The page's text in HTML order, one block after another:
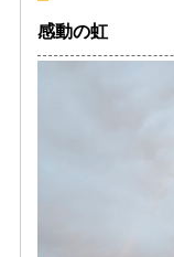
感動の虹